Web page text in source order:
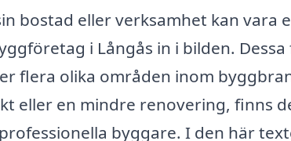
bostad eller verksamhet kan vara
i Långås in i bilden.
flera olika områden inom
eller en mindre renovering, finns
byggare. I den här